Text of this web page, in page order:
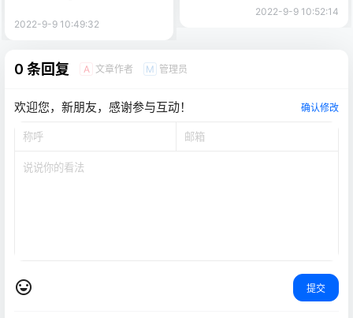
2022-9-9 10:49:32
2022-9-9 10:52:14
0 条回复 A 文章作者 M 管理员
欢迎您，新朋友，感谢参与互动！ 确认修改
提交